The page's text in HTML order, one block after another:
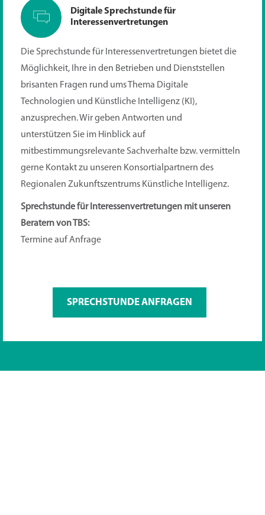
Digitale Sprechstunde für
Interessenvertretungen
Die Sprechstunde für Interessenvertretungen bietet die
Möglichkeit, Ihre in den Betrieben und Dienststellen
brisanten Fragen rund ums Thema Digitale
Technologien und Künstliche Intelligenz (KI),
anzusprechen. Wir geben Antworten und
unterstützen Sie im Hinblick auf
mitbestimmungsrelevante Sachverhalte bzw. vermitteln
gerne Kontakt zu unseren Konsortialpartnern des
Regionalen Zukunftszentrums Künstliche Intelligenz.
Sprechstunde für Interessenvertretungen mit unseren
Beratern von TBS:
Termine auf Anfrage
SPRECHSTUNDE ANFRAGEN